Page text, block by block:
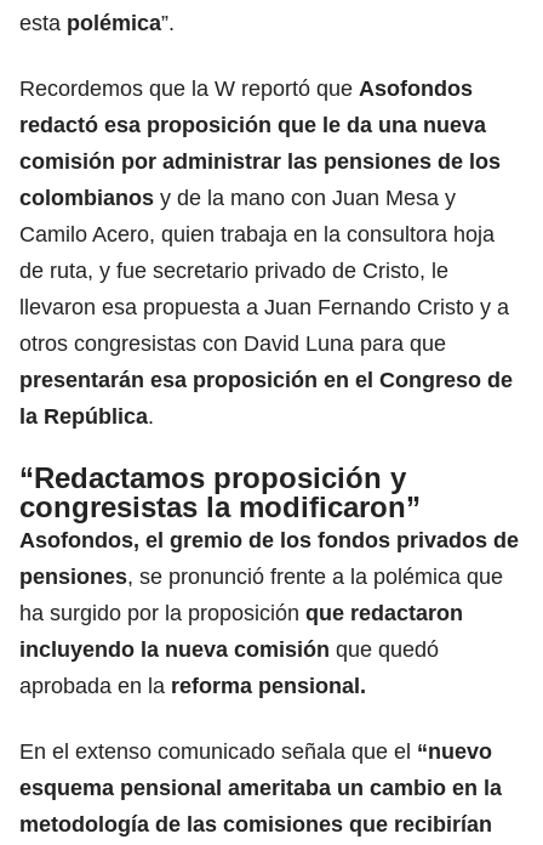
esta polémica”.
Recordemos que la W reportó que Asofondos
redactó esa proposición que le da una nueva
comisión por administrar las pensiones de los
colombianos y de la mano con Juan Mesa y
Camilo Acero, quien trabaja en la consultora hoja
de ruta, y fue secretario privado de Cristo, le
llevaron esa propuesta a Juan Fernando Cristo y a
otros congresistas con David Luna para que
presentarán esa proposición en el Congreso de
la República.
“Redactamos proposición y
congresistas la modificaron”
Asofondos, el gremio de los fondos privados de
pensiones, se pronunció frente a la polémica que
ha surgido por la proposición que redactaron
incluyendo la nueva comisión que quedó
aprobada en la reforma pensional.
En el extenso comunicado señala que el “nuevo
esquema pensional ameritaba un cambio en la
metodología de las comisiones que recibirían